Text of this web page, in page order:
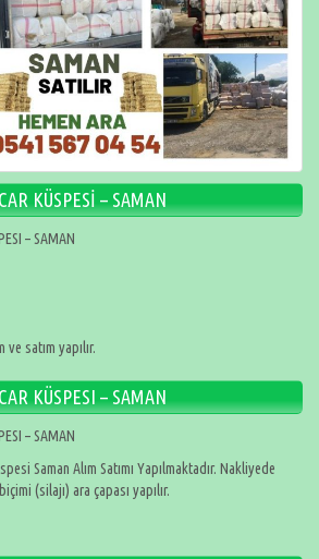
KÜSPESİ – SAMAN
– SAMAN
satım yapılır.
KÜSPESI – SAMAN
– SAMAN
Saman Alım Satımı Yapılmaktadır. Nakliyede
(silajı) ara çapası yapılır.